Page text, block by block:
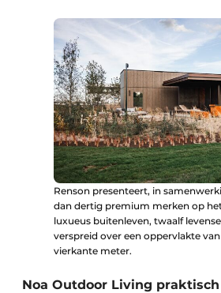
Renson presenteert, in
dan dertig premium merken op
luxueus buitenleven, twaalf
verspreid over een oppervlakte
vierkante meter.
Noa Outdoor Living praktisch